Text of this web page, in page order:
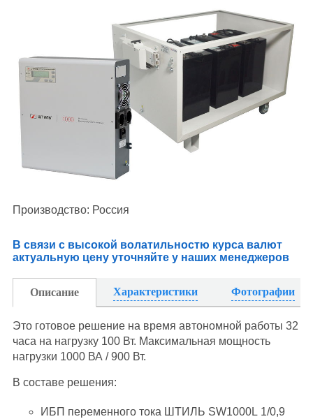
Производство: Россия
В связи с высокой волатильностю курса валют
актуальную цену уточняйте у наших менеджеров
Описание Характеристики Фотографии
Это готовое решение на время автономной работы 32
часа на нагрузку 100 Вт. Максимальная мощность
нагрузки 1000 ВА / 900 Вт.
В составе решения:
ИБП переменного тока ШТИЛЬ SW1000L 1/0,9